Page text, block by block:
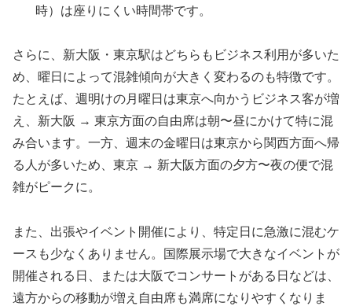
時）は座りにくい時間帯です。
さらに、新大阪・東京駅はどちらもビジネス利用が多いた
め、曜日によって混雑傾向が大きく変わるのも特徴です。
たとえば、週明けの月曜日は東京へ向かうビジネス客が増
え、新大阪 → 東京方面の自由席は朝〜昼にかけて特に混
み合います。一方、週末の金曜日は東京から関西方面へ帰
る人が多いため、東京 → 新大阪方面の夕方〜夜の便で混
雑がピークに。
また、出張やイベント開催により、特定日に急激に混むケ
ースも少なくありません。国際展示場で大きなイベントが
開催される日、または大阪でコンサートがある日などは、
遠方からの移動が増え自由席も満席になりやすくなりま